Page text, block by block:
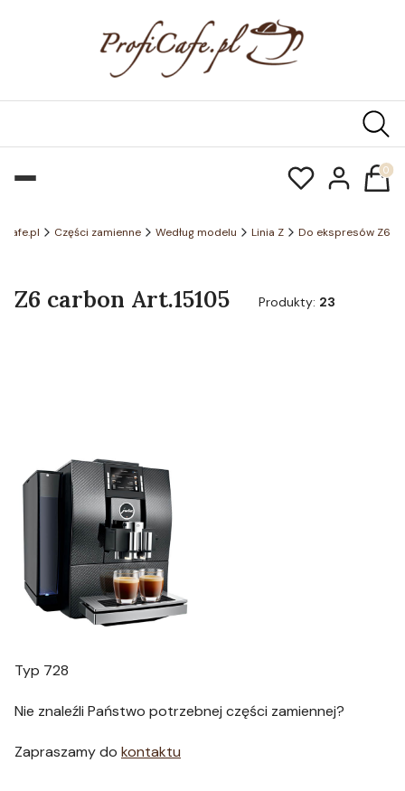
Części zamienne Według modelu Linia Z Do ekspresów Z6
Z6 carbon Art.15105 Produkty: 23
Typ 728
Nie znaleźli Państwo potrzebnej części zamiennej?
Zapraszamy do kontaktu